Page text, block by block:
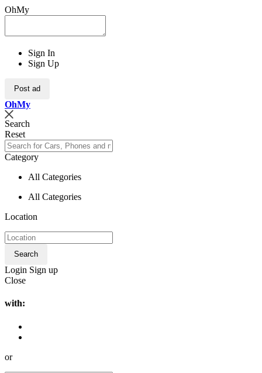
OhMy
Sign In
Sign Up
Post ad
OhMy
Search
Reset
Category
All Categories
All Categories
Location
Search
Login Sign up
Close
with:
or